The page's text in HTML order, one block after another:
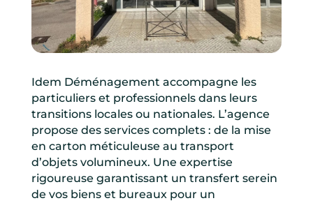
Idem Déménagement accompagne les
particuliers et professionnels dans leurs
transitions locales ou nationales. L’agence
propose des services complets : de la mise
en carton méticuleuse au transport
d’objets volumineux. Une expertise
rigoureuse garantissant un transfert serein
de vos biens et bureaux pour un